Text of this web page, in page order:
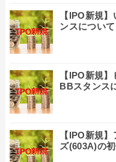
【IPO新規
ンスについて
【IPO新規
BBスタンス
【IPO新規
ズ(603A)の